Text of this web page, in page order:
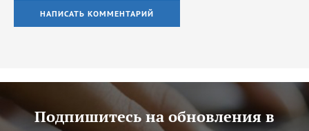
НАПИСАТЬ КОММЕНТАРИЙ
Подпишитесь на обновления в